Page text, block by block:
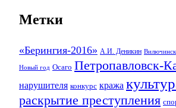
Метки
«Берингия-2016» А.И. Деникин Вилючинск
Новый год Осаго Петропавловск-
нарушителя конкурс кража
раскрытие преступления